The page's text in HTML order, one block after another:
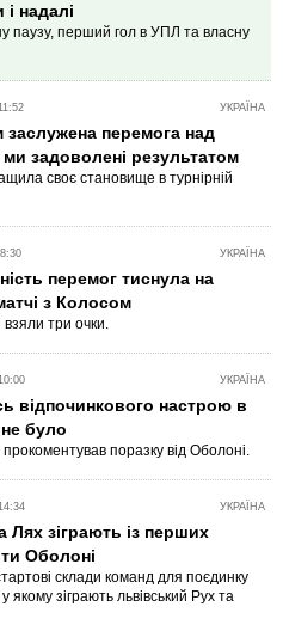
надалі
паузу, перший гол в УПЛ та власну
УКРАЇНА
заслужена перемога над
задоволені результатом
своє становище в турнірній
УКРАЇНА
перемог тиснула на
з Колосом
взяли три очки.
УКРАЇНА
відпочинкового настрою в
було
поразку від Оболоні.
УКРАЇНА
Лях зіграють із перших
Оболоні
склади команд для поєдинку
якому зіграють львівський Рух та